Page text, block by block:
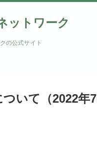
ットワーク
の公式サイト
いて（2022年7